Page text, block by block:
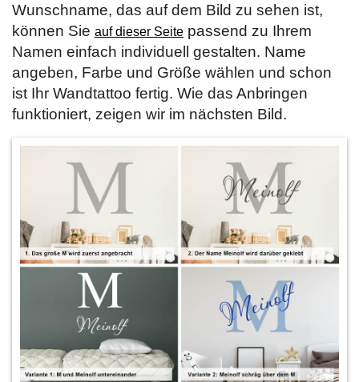
Wunschname, das auf dem Bild zu sehen ist,
können Sie auf dieser Seite passend zu Ihrem
Namen einfach individuell gestalten. Name
angeben, Farbe und Größe wählen und schon
ist Ihr Wandtattoo fertig. Wie das Anbringen
funktioniert, zeigen wir im nächsten Bild.